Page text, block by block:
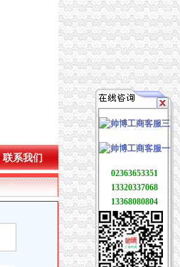
联系我们
02363653351
13320337068
13368080804